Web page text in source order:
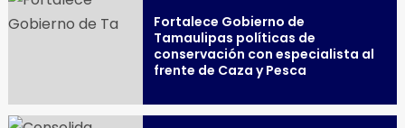
Fortalece Gobierno de
Tamaulipas políticas de
conservación con especialista al
frente de Caza y Pesca